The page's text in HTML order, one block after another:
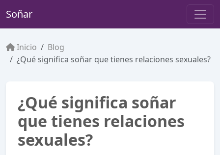
Soñar
Inicio
Blog
¿Qué significa soñar que tienes relaciones sexuales?
¿Qué significa soñar
que tienes relaciones
sexuales?